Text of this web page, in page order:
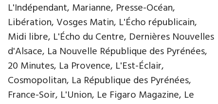
L'Indépendant, Marianne, Presse-Océan,
Libération, Vosges Matin, L'Écho républicain,
Midi libre, L'Écho du Centre, Dernières Nouvelles
d'Alsace, La Nouvelle République des Pyrénées,
20 Minutes, La Provence, L'Est-Éclair,
Cosmopolitan, La République des Pyrénées,
France-Soir, L'Union, Le Figaro Magazine, Le